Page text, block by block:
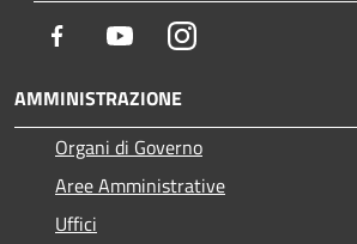
Facebook YoutubeInstagram
AMMINISTRAZIONE
Organi di Governo
Aree Amministrative
Uffici